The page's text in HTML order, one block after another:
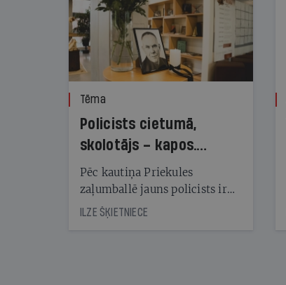
Tēma
Policists cietumā,
skolotājs – kapos.
Reibuma cena Priekulē
Pēc kautiņa Priekules
zaļumballē jauns policists ir
nonācis cietumā, bet
cienījams pedagogs — kapos.
ILZE ŠĶIETNIECE